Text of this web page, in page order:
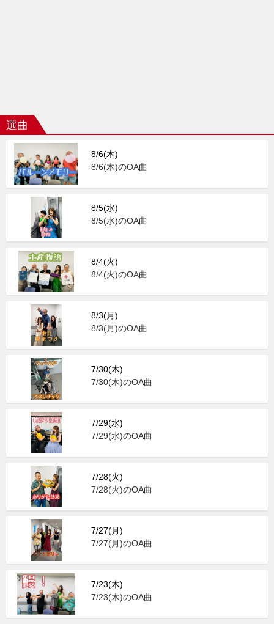
選曲
8/6(木)
8/6(木)のOA曲
8/5(水)
8/5(水)のOA曲
8/4(火)
8/4(火)のOA曲
8/3(月)
8/3(月)のOA曲
7/30(木)
7/30(木)のOA曲
7/29(水)
7/29(水)のOA曲
7/28(火)
7/28(火)のOA曲
7/27(月)
7/27(月)のOA曲
7/23(木)
7/23(木)のOA曲